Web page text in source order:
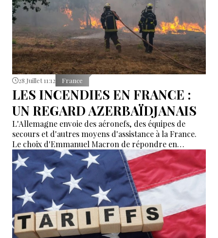
28 Juillet 11:12 France
LES INCENDIES EN FRANCE :
UN REGARD AZERBAÏDJANAIS
L'Allemagne envoie des aéronefs, des équipes de
secours et d'autres moyens d'assistance à la France.
Le choix d'Emmanuel Macron de répondre en
allemand a eu une portée symbolique.